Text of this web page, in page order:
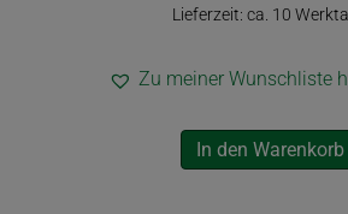
Lieferzeit: ca. 10
Zu meiner Wunschliste
In den Warenkorb